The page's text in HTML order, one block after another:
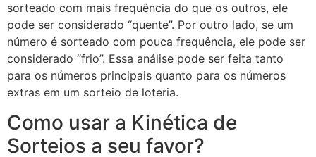
sorteado com mais frequência do que os outros, ele
pode ser considerado “quente”. Por outro lado, se um
número é sorteado com pouca frequência, ele pode ser
considerado “frio”. Essa análise pode ser feita tanto
para os números principais quanto para os números
extras em um sorteio de loteria.
Como usar a Kinética de
Sorteios a seu favor?